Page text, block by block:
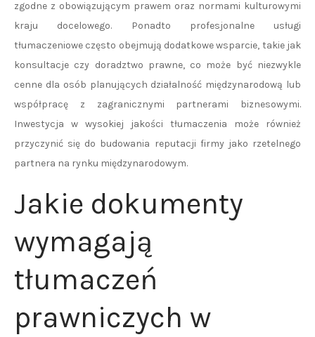
zgodne z obowiązującym prawem oraz normami kulturowymi
kraju docelowego. Ponadto profesjonalne usługi
tłumaczeniowe często obejmują dodatkowe wsparcie, takie jak
konsultacje czy doradztwo prawne, co może być niezwykle
cenne dla osób planujących działalność międzynarodową lub
współpracę z zagranicznymi partnerami biznesowymi.
Inwestycja w wysokiej jakości tłumaczenia może również
przyczynić się do budowania reputacji firmy jako rzetelnego
partnera na rynku międzynarodowym.
Jakie dokumenty
wymagają
tłumaczeń
prawniczych w